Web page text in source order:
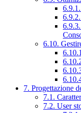
6.10.
7. Progettazione
7.1.
7.2. User